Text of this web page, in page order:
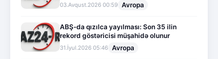
03.Avqust.2026 00:59 Avropa
ABŞ-da qızılca yayılması: Son 35 ilin
rekord göstəricisi müşahidə olunur
31.İyul.2026 05:46 Avropa